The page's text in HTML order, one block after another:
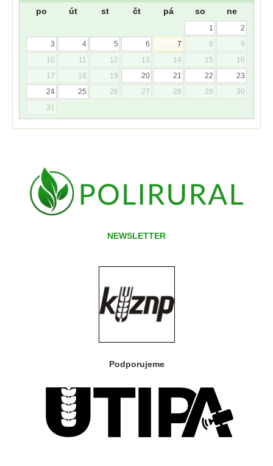
po út st čt pá so ne
1
2
3
4 5 6 7 8
9
10
11 12 13 14 15
16
17
18 19 20 21 22
23
24
25 26 27 28 29
30
31
NEWSLETTER
Podporujeme